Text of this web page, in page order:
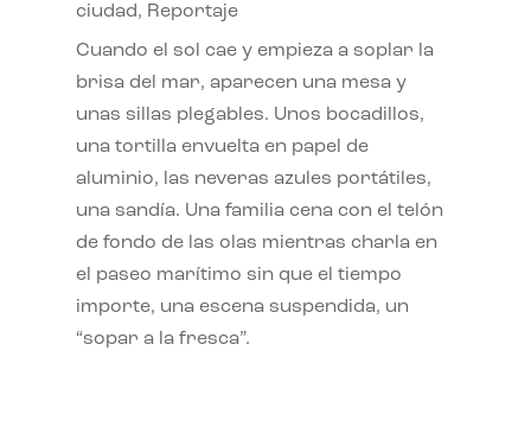
ciudad, Reportaje
Cuando el sol cae y empieza a soplar la
brisa del mar, aparecen una mesa y
unas sillas plegables. Unos bocadillos,
una tortilla envuelta en papel de
aluminio, las neveras azules portátiles,
una sandía. Una familia cena con el telón
de fondo de las olas mientras charla en
el paseo marítimo sin que el tiempo
importe, una escena suspendida, un
“sopar a la fresca”.